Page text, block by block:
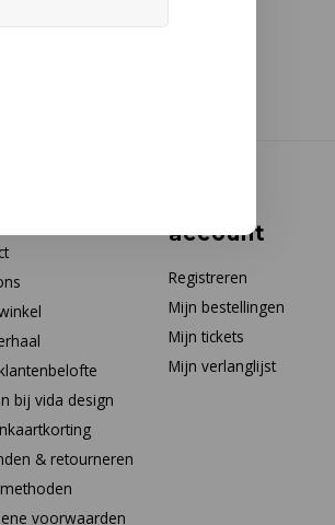
bij vida design
& retourneren
voorwaarden
account
Registreren
Mijn bestellingen
Mijn tickets
Mijn verlanglijst